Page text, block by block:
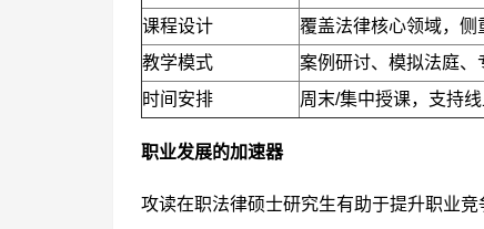
课程设计
覆盖法律核心领域，侧
教学模式
案例研讨、模拟法庭、
时间安排
周末/集中授课，支持
职业发展的加速器
攻读在职法律硕士研究生有助于提升职业